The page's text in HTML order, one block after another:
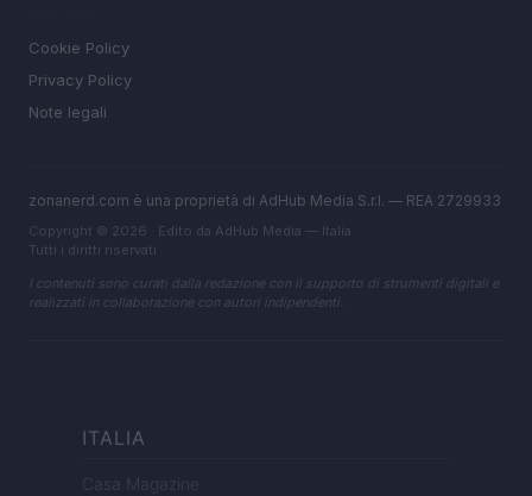
Cookie Policy
Privacy Policy
Note legali
zonanerd.com è una proprietà di AdHub Media S.r.l. — REA 2729933
Copyright © 2026 · Edito da AdHub Media — Italia
Tutti i diritti riservati
I contenuti sono curati dalla redazione con il supporto di strumenti digitali e
realizzati in collaborazione con autori indipendenti.
ITALIA
Casa Magazine